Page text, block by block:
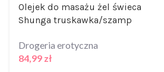
Olejek do masażu żel świeca
Shunga truskawka/szamp
Drogeria erotyczna
84,99 zł